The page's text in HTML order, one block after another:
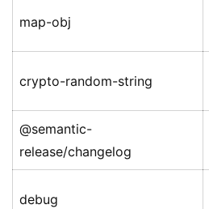
map-obj
crypto-random-string
@semantic-
release/changelog
debug